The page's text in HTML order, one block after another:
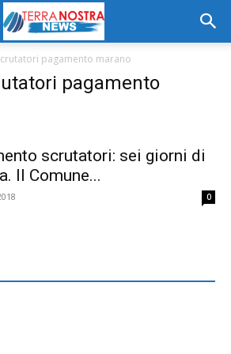
pagamento marano
pagamento
scrutatori: sei giorni di
Il Comune...
0